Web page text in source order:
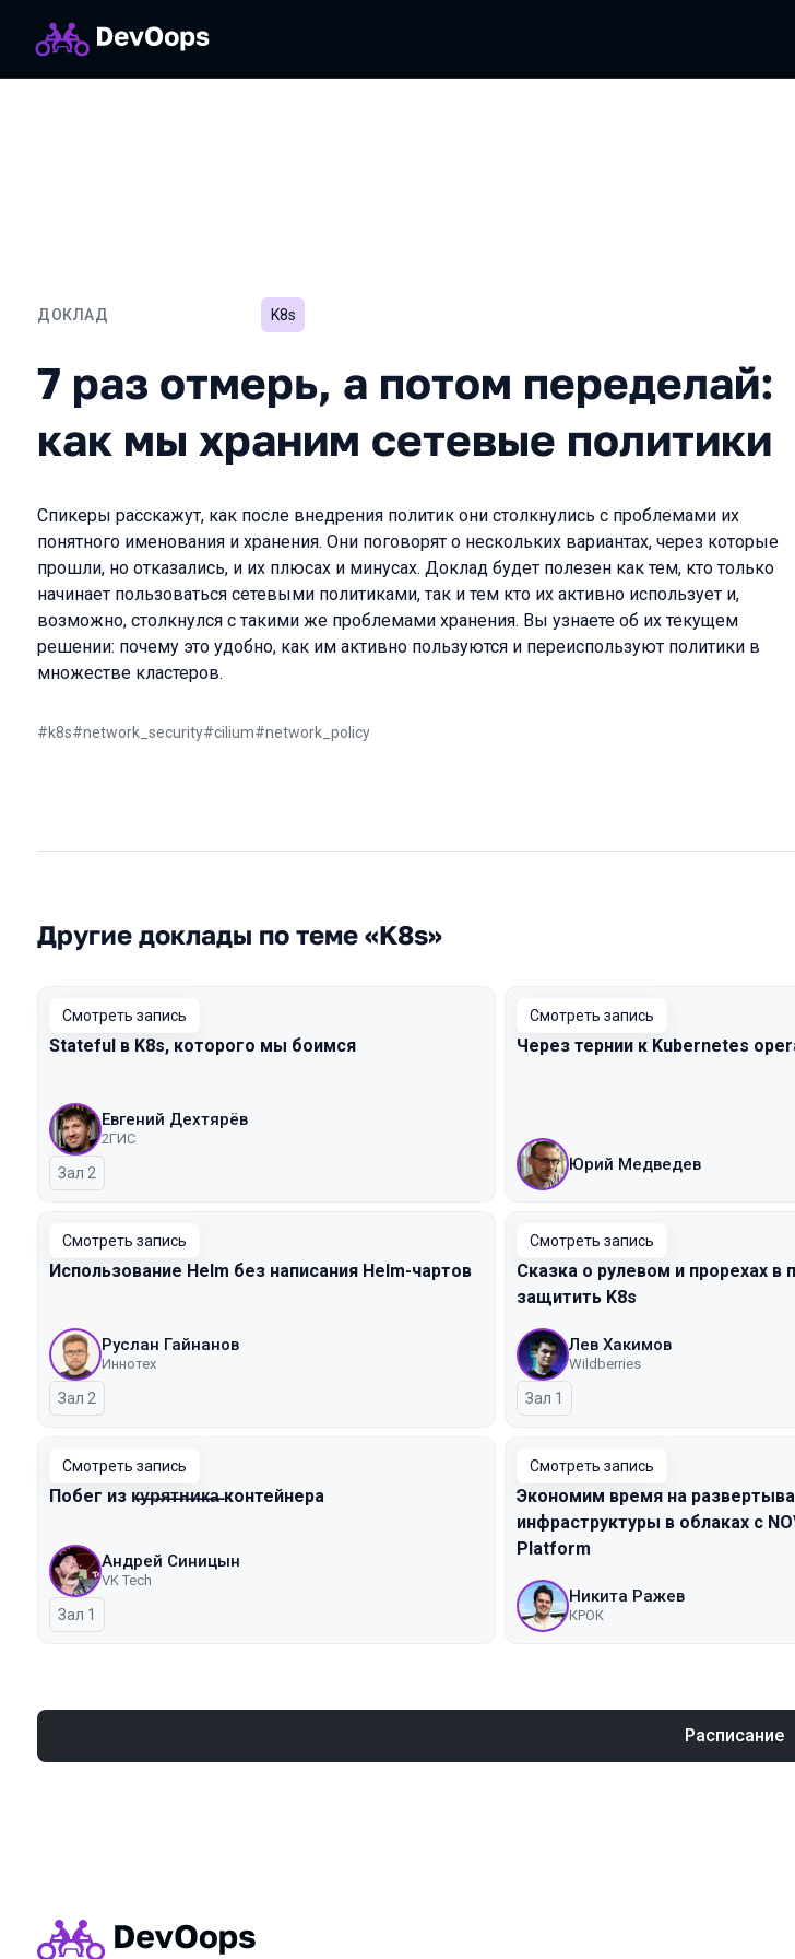
ДОКЛАД
7 раз отмерь, а потом переделай: как мы
K8s
7 раз отмерь, а потом переделай:
как мы храним сетевые политики
Спикеры расскажут, как после внедрения политик они столкнулись с проблемами их
понятного именования и хранения. Они поговорят о нескольких вариантах, через которые
прошли, но отказались, и их плюсах и минусах. Доклад будет полезен как тем, кто только
начинает пользоваться сетевыми политиками, так и тем кто их активно использует и,
возможно, столкнулся с такими же проблемами хранения. Вы узнаете об их текущем
решении: почему это удобно, как им активно пользуются и переиспользуют политики в
множестве кластеров.
#k8s#network_security#cilium#network_policy
Другие доклады по теме «K8s»
Смотреть запись
Stateful в K8s, которого мы боимся
Евгений Дехтярёв
2ГИС
Зал 2
Смотреть запись
Через тернии к Kubernetes
Юрий Медведев
Смотреть запись
Использование Helm без написания Helm-чартов
Руслан Гайнанов
Иннотех
Зал 2
Смотреть запись
Сказка о рулевом и прорехах в
защитить K8s
Лев Хакимов
Wildberries
Зал 1
Смотреть запись
Побег из к̶у̶р̶я̶т̶н̶и̶к̶а̶ контейнера
Андрей Синицын
VK Tech
Зал 1
Смотреть запись
Экономим время на
инфраструктуры в облаках с
Platform
Никита Ражев
КРОК
Расписание